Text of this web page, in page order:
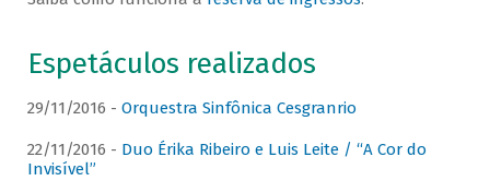
Espetáculos realizados
29/11/2016 - Orquestra Sinfônica Cesgranrio
22/11/2016 - Duo Érika Ribeiro e Luis Leite / “A Cor do
Invisível”